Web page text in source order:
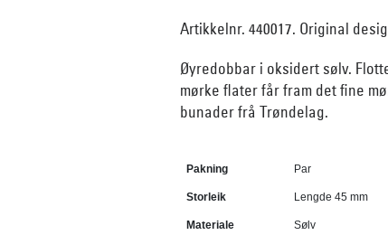
Artikkelnr. 440017. Original
Øyredobbar i oksidert sølv.
mørke flater får fram det fine
bunader frå Trøndelag.
Pakning Par
Storleik Lengde 45 mm
Materiale Sølv